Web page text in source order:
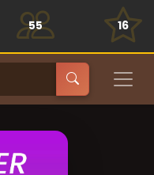
55 16